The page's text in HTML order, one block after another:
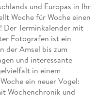
und Europas in Ihr
Woche für Woche einen
Der Terminkalender mit
Fotografen ist ein
der Amsel bis zum
und interessante
in einem
ein neuer Vogel:
Wochenchronik und